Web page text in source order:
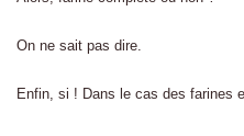
On ne sait pas dire.
Enfin, si ! Dans le cas des farines